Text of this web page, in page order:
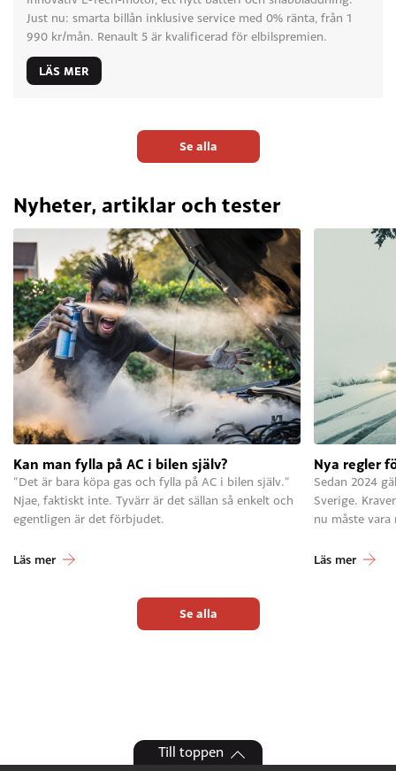
Just nu: smarta billån inklusive service med 0% ränta, från 1
990 kr/mån. Renault 5 är kvalificerad för elbilspremien.
LÄS MER
Se alla
Nyheter, artiklar och tester
Kan man fylla på AC i bilen själv?
”Det är bara köpa gas och fylla på AC i bilen själv.”
Njae, faktiskt inte. Tyvärr är det sällan så enkelt och
egentligen är det förbjudet.
Läs mer
Nya regler
Sedan 2024
Sverige.
nu måste vara
Läs mer
Se alla
Till toppen